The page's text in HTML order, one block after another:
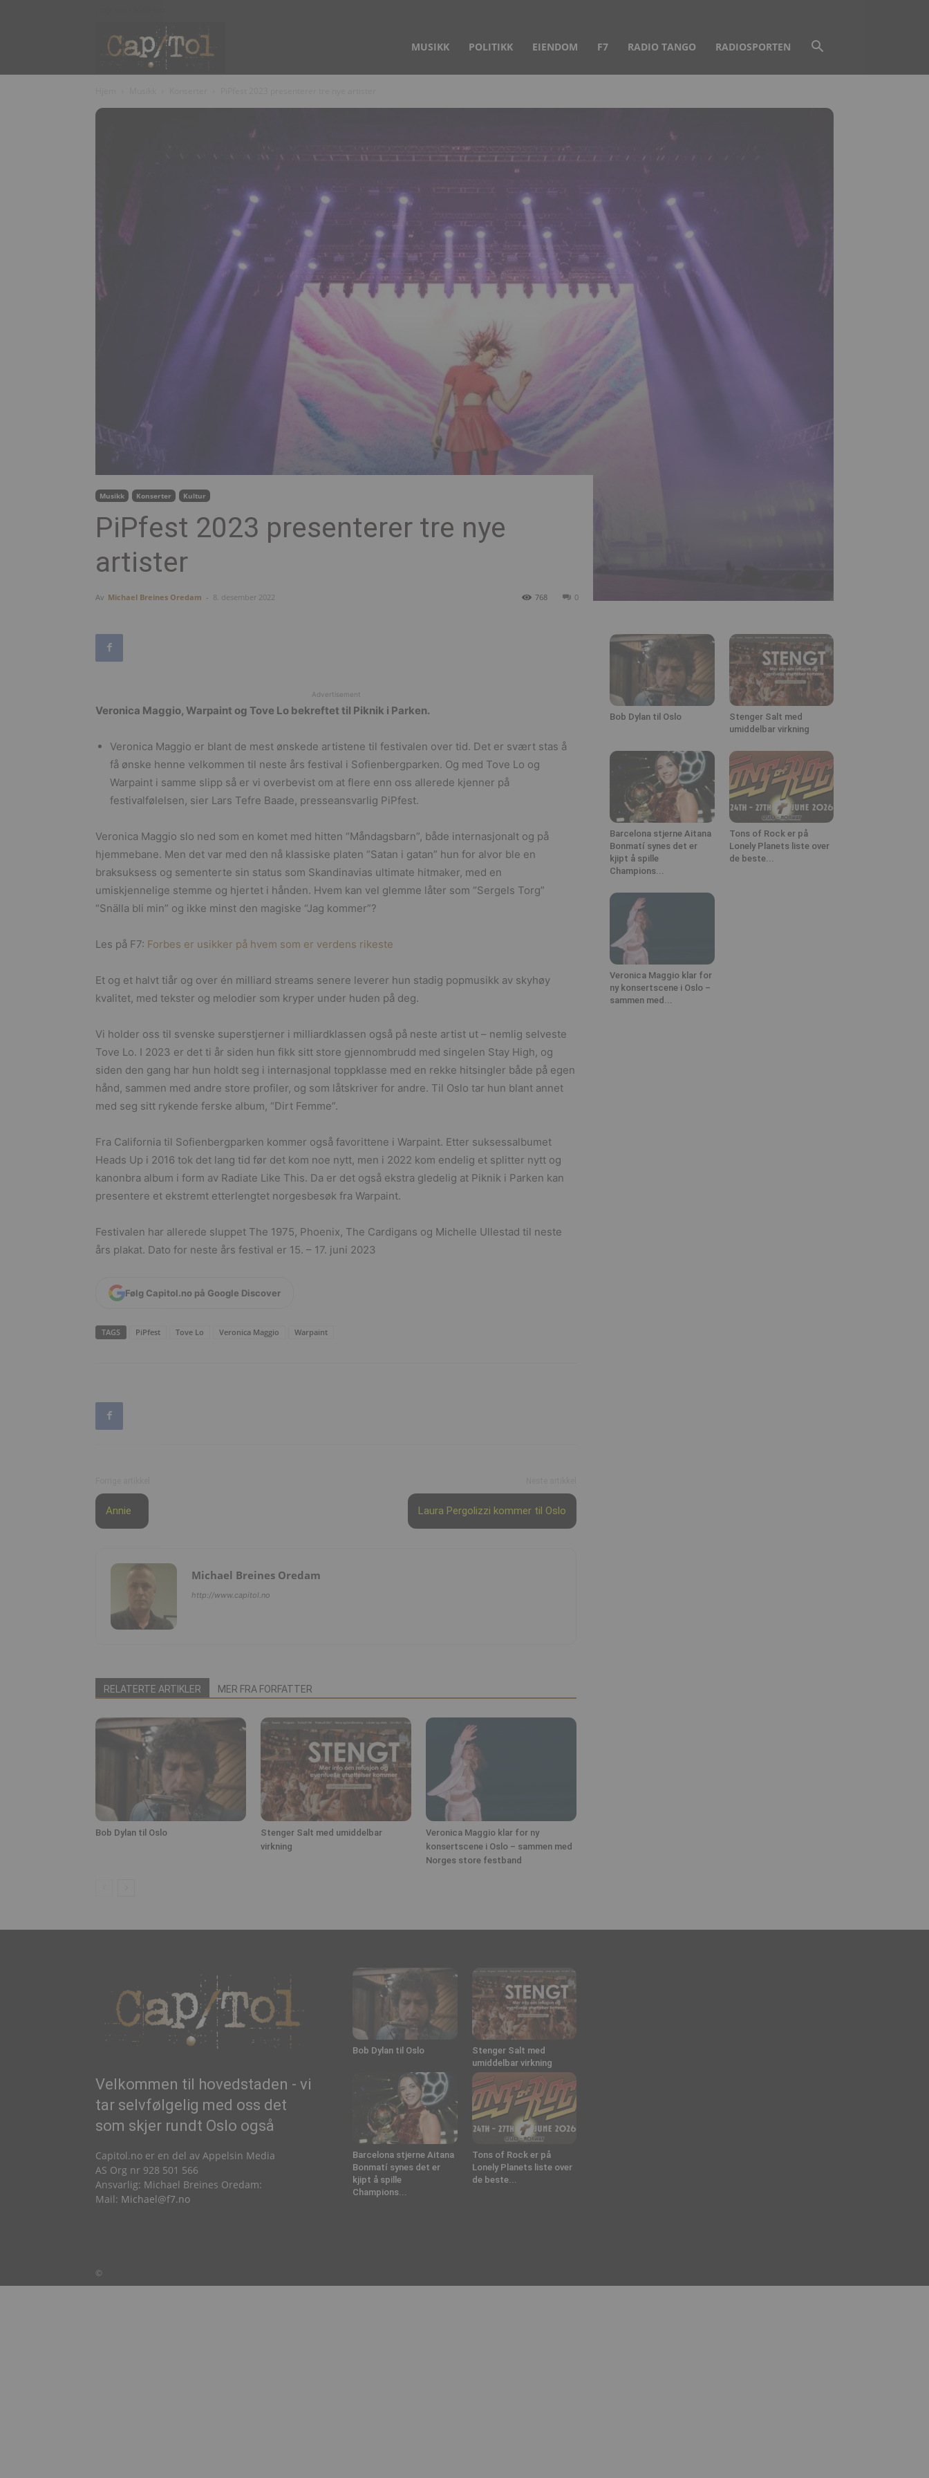
MUSIKK POLITIKK EIENDOM F7 RADIO TANGO RADIOSPORTEN
Musikk Konserter Kultur
PiPfest 2023 presenterer tre nye
artister
Av Michael Breines Oredam - 8. desember 2022 0
768
Advertisement
Veronica Maggio, Warpaint og Tove Lo bekreftet til Piknik i Parken.
Veronica Maggio er blant de mest ønskede artistene til festivalen over tid. Det er svært stas å
få ønske henne velkommen til neste års festival i Sofienbergparken. Og med Tove Lo og
Warpaint i samme slipp så er vi overbevist om at flere enn oss allerede kjenner på
festivalfølelsen, sier Lars Tefre Baade, presseansvarlig PiPfest.
Veronica Maggio slo ned som en komet med hitten “Måndagsbarn”, både internasjonalt og på
hjemmebane. Men det var med den nå klassiske platen “Satan i gatan” hun for alvor ble en
braksuksess og sementerte sin status som Skandinavias ultimate hitmaker, med en
umiskjennelige stemme og hjertet i hånden. Hvem kan vel glemme låter som “Sergels Torg”
“Snälla bli min” og ikke minst den magiske “Jag kommer”?
Les på F7: Forbes er usikker på hvem som er verdens rikeste
Et og et halvt tiår og over én milliard streams senere leverer hun stadig popmusikk av skyhøy
kvalitet, med tekster og melodier som kryper under huden på deg.
Vi holder oss til svenske superstjerner i milliardklassen også på neste artist ut – nemlig selveste
Tove Lo. I 2023 er det ti år siden hun fikk sitt store gjennombrudd med singelen Stay High, og
siden den gang har hun holdt seg i internasjonal toppklasse med en rekke hitsingler både på egen
hånd, sammen med andre store profiler, og som låtskriver for andre. Til Oslo tar hun blant annet
med seg sitt rykende ferske album, “Dirt Femme”.
Fra California til Sofienbergparken kommer også favorittene i Warpaint. Etter suksessalbumet
Heads Up i 2016 tok det lang tid før det kom noe nytt, men i 2022 kom endelig et splitter nytt og
kanonbra album i form av Radiate Like This. Da er det også ekstra gledelig at Piknik i Parken kan
presentere et ekstremt etterlengtet norgesbesøk fra Warpaint.
Festivalen har allerede sluppet The 1975, Phoenix, The Cardigans og Michelle Ullestad til neste
års plakat. Dato for neste års festival er 15. – 17. juni 2023
Følg Capitol.no på Google Discover
TAGS PiPfest Tove Lo Veronica Maggio Warpaint
Annie Laura Pergolizzi kommer til Oslo
Michael Breines Oredam
http://www.capitol.no
RELATERTE ARTIKLER MER FRA FORFATTER
Bob Dylan til Oslo
Stenger Salt med umiddelbar
virkning
Veronica Maggio klar for ny
konsertscene i Oslo – sammen med
Norges store festband
Bob Dylan til Oslo
Stenger Salt med
umiddelbar virkning
Barcelona stjerne Aitana
Bonmatí synes det er
kjipt å spille
Champions...
Tons of Rock er på
Lonely Planets liste over
de beste...
Veronica Maggio klar for
ny konsertscene i Oslo –
sammen med...
Velkommen til hovedstaden - vi
tar selvfølgelig med oss det
som skjer rundt Oslo også
Capitol.no er en del av Appelsin Media
AS Org nr 928 501 566
Ansvarlig: Michael Breines Oredam:
Mail: Michael@f7.no
Bob Dylan til Oslo
Stenger Salt med
umiddelbar virkning
Barcelona stjerne Aitana
Bonmatí synes det er
kjipt å spille
Champions...
Tons of Rock er på
Lonely Planets liste over
de beste...
©